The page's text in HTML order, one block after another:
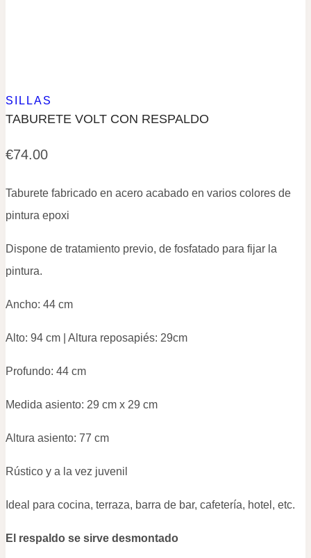
SILLAS
TABURETE VOLT CON RESPALDO
€74.00
Taburete fabricado en acero acabado en varios colores de
pintura epoxi
Dispone de tratamiento previo, de fosfatado para fijar la
pintura.
Ancho: 44 cm
Alto: 94 cm | Altura reposapiés: 29cm
Profundo: 44 cm
Medida asiento: 29 cm x 29 cm
Altura asiento: 77 cm
Rústico y a la vez juvenil
Ideal para cocina, terraza, barra de bar, cafetería, hotel, etc.
El respaldo se sirve desmontado